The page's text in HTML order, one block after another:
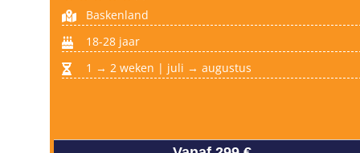
Baskenland
18-28 jaar
1 → 2 weken | juli → augustus